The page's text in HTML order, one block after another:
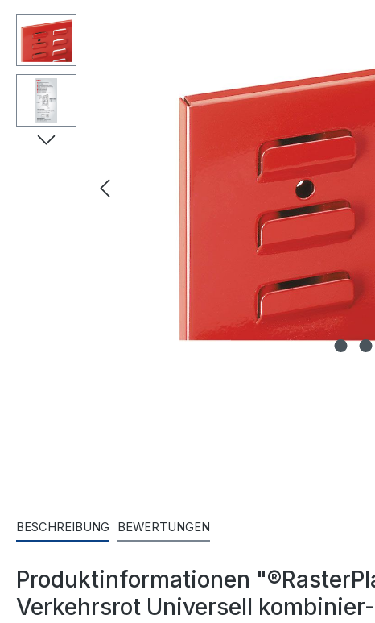
Bildergalerie überspringen
BESCHREIBUNG BEWERTUNGEN
Produktinformationen
Verkehrsrot Universell